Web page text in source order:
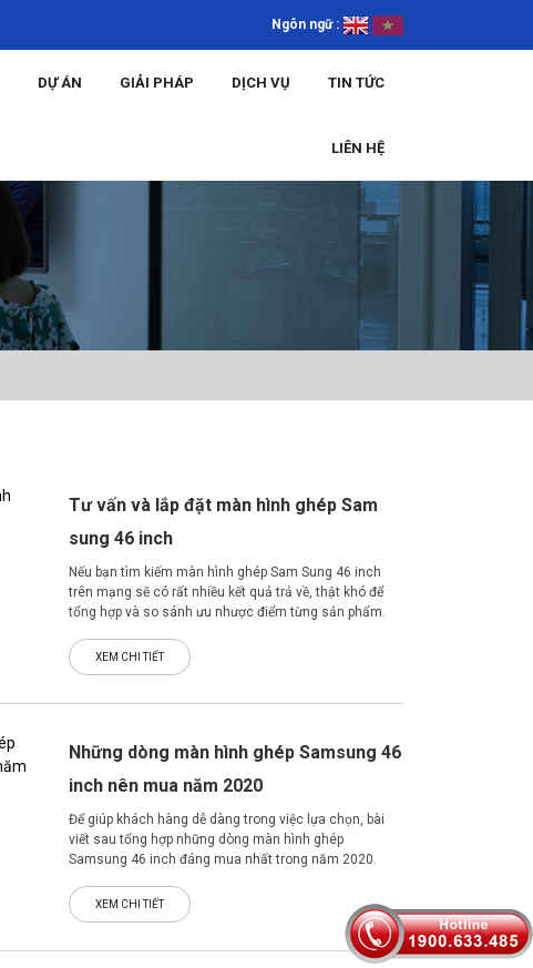
Ngôn ngữ :
DỰ ÁN GIẢI PHÁP DỊCH VỤ TIN TỨC
LIÊN HỆ
Tư vấn và lắp đặt màn hình ghép Sam
sung 46 inch
Nếu bạn tìm kiếm màn hình ghép Sam Sung 46 inch
trên mạng sẽ có rất nhiều kết quả trả về, thật khó để
tổng hợp và so sánh ưu nhược điểm từng sản phẩm.
đưa ra các tư vấn và lắp đặt màn hình ghép Sam Sung
46 inch đầy đủ, chi tiết nhất.
XEM CHI TIẾT
Những dòng màn hình ghép Samsung 46
inch nên mua năm 2020
Để giúp khách hàng dễ dàng trong việc lựa chọn, bài
viết sau tổng hợp những dòng màn hình ghép
Samsung 46 inch đáng mua nhất trong năm 2020.
XEM CHI TIẾT